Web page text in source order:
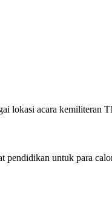
lokasi acara kemiliteran
pendidikan untuk para